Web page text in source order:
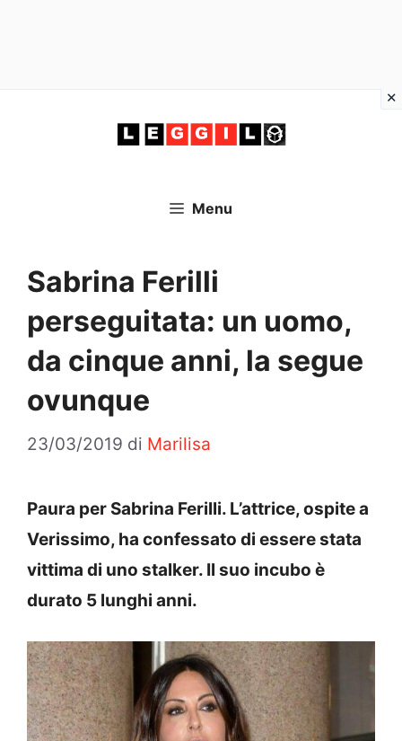
Menu
Sabrina Ferilli
perseguitata: un uomo,
da cinque anni, la segue
ovunque
23/03/2019 di Marilisa
Paura per Sabrina Ferilli. L’attrice, ospite a
Verissimo, ha confessato di essere stata
vittima di uno stalker. Il suo incubo è
durato 5 lunghi anni.